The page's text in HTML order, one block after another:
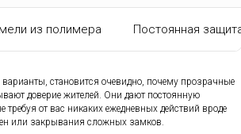
из полимера Постоянная
становится очевидно, почему прозрачные
доверие жителей. Они дают постоянную
требуя от вас никаких ежедневных действий вроде
или закрывания сложных замков.